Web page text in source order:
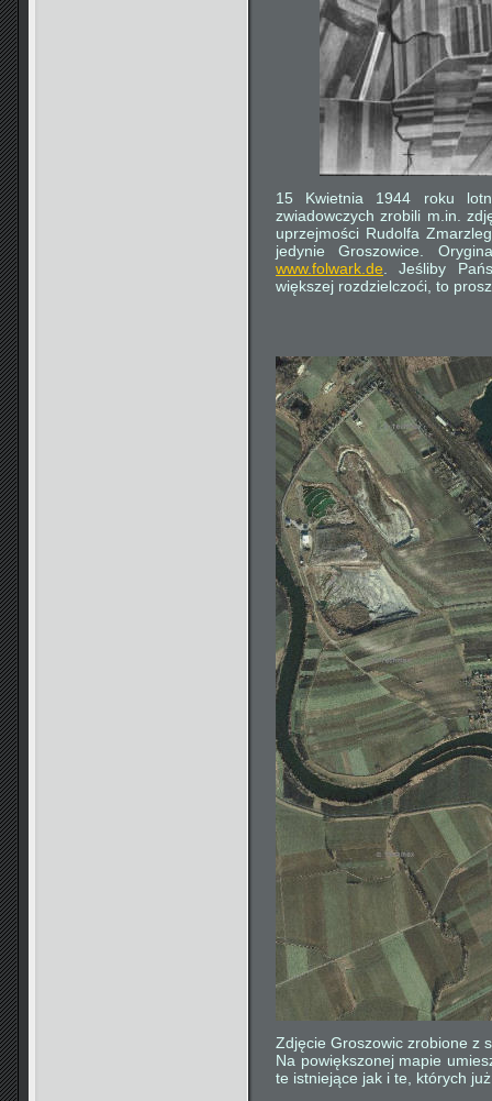
15 Kwietnia 1944 roku
zwiadowczych zrobili m.in.
uprzejmości Rudolfa
jedynie Groszowice.
www.folwark.de . Jeśliby
większej rozdzielczoći, to
Zdjęcie Groszowic zrobione z
Na powiększonej mapie
te istniejące jak i te, których